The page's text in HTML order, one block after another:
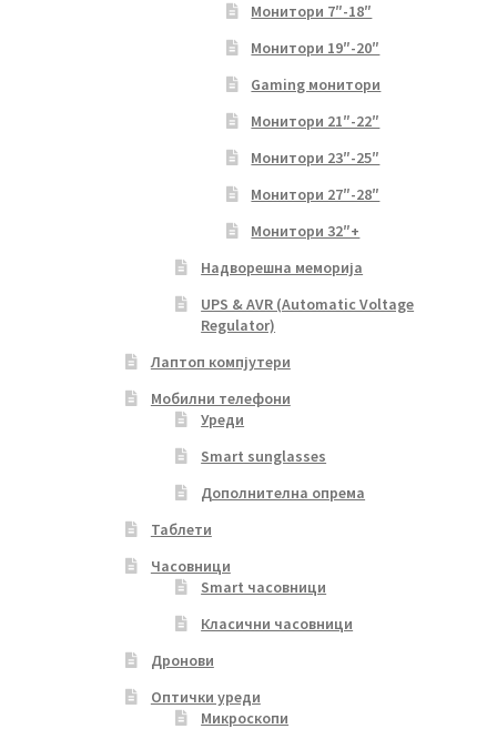
Монитори 7″-18″
Монитори 19″-20″
Gaming монитори
Монитори 21″-22″
Монитори 23″-25″
Монитори 27″-28″
Монитори 32″+
Надворешна меморија
UPS & AVR (Automatic Voltage
Regulator)
Лаптоп компјутери
Мобилни телефони
Уреди
Smart sunglasses
Дополнителна опрема
Таблети
Часовници
Smart часовници
Класични часовници
Дронови
Оптички уреди
Микроскопи